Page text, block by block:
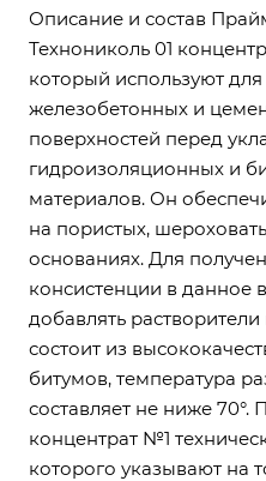
Описание и состав
Технониколь 01
который используют
железобетонных и
поверхностей перед
гидроизоляционных и
материалов. Он
на пористых,
основаниях. Для
консистенции в данное
добавлять
состоит из
битумов, температура
составляет не ниже
концентрат №1
которого указывают на